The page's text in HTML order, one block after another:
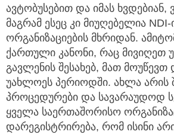
ავტობუსებით და იმას ხვდებიან,
მაგრამ ესეც კი მიუღებელია NDI-
ორგანიზაციების მხრიდან.
ქართული კანონი, რაც მივიღეთ
გავლენის შესახებ, მათ
უახლოეს პერიოდში. ახლა არის
პროცედურები და სავარაუდოდ
ყველა საერთაშორისო
დარეგისტრირება, რომ ისინი